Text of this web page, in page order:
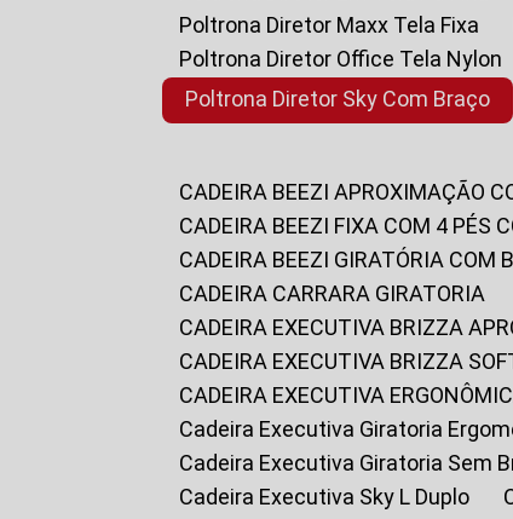
Poltrona Diretor Maxx Tela Fixa
Poltrona Diretor Office Tela Nylon
Poltrona Diretor Sky Com Braço
CADEIRA BEEZI APROXIMAÇÃO
CADEIRA BEEZI FIXA COM 4 PÉS
CADEIRA BEEZI GIRATÓRIA COM
CADEIRA CARRARA GIRATORIA
CADEIRA EXECUTIVA BRIZZA
CADEIRA EXECUTIVA BRIZZA
CADEIRA EXECUTIVA
Cadeira Executiva Giratoria
Cadeira Executiva Giratoria Sem
Cadeira Executiva Sky L Duplo